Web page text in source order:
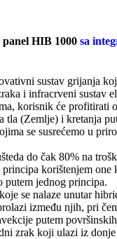
HIB 1000 sa
sustav grijanja
i infracrveni sustav
korisnik će profitirati
tla (Zemlje) i kretanja
se susrećemo u
do čak 80% na
korištenjem one
putem jednog principa.
se nalaze unutar
između njih, pri
putem
zrak koji ulazi iz